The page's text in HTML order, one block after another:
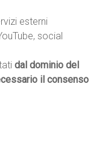
esterni
social
dal dominio del
il consenso